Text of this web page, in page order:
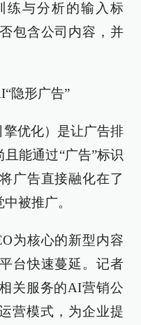
练与分析的输入标
包含公司内容，并
隐形广告”
优化）是让广告排
能通过“广告”标识
广告直接融化在了
被推广。
为核心的新型内容
台快速蔓延。记者
关服务的AI营销公
营模式，为企业提